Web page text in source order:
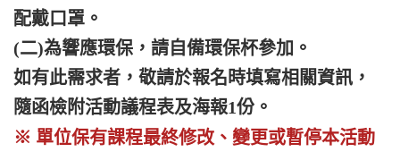
配戴口罩。
(二)為響應環保，請自備環保杯參加。
如有此需求者，敬請於報名時填寫相關資訊，
隨函檢附活動議程表及海報1份。
※ 單位保有課程最終修改、變更或暫停本活動